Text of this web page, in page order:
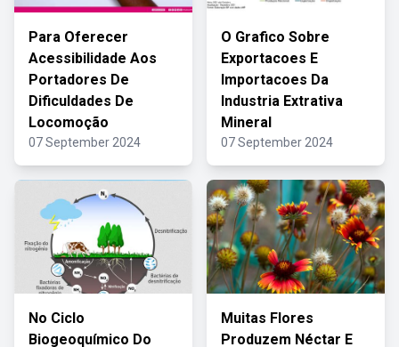
Para Oferecer
Acessibilidade Aos
Portadores De
Dificuldades De
Locomoção
07 September 2024
O Grafico Sobre
Exportacoes E
Importacoes Da
Industria Extrativa
Mineral
07 September 2024
No Ciclo
Biogeoquímico Do
Muitas Flores
Produzem Néctar E